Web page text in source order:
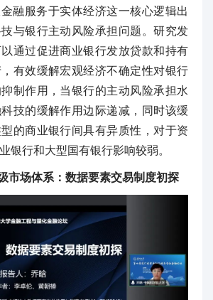
融服务于实体经济这一核心逻辑出
与银行主动风险承担问题。研究发
通过促进商业银行发放贷款和持有
有效缓解宏观经济不确定性对银行
制作用，当银行的主动风险承担水
技的缓解作用边际递减，同时该缓
的商业银行间具有异质性，对于资
银行和大型国有银行影响较弱。
市场体系：数据要素交易制度初探